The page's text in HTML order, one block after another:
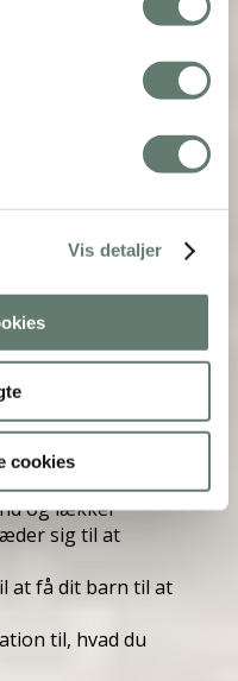
Vis detaljer
cookies
ved præcis,
og lækker
sig til at
at få dit barn til at
til, hvad du